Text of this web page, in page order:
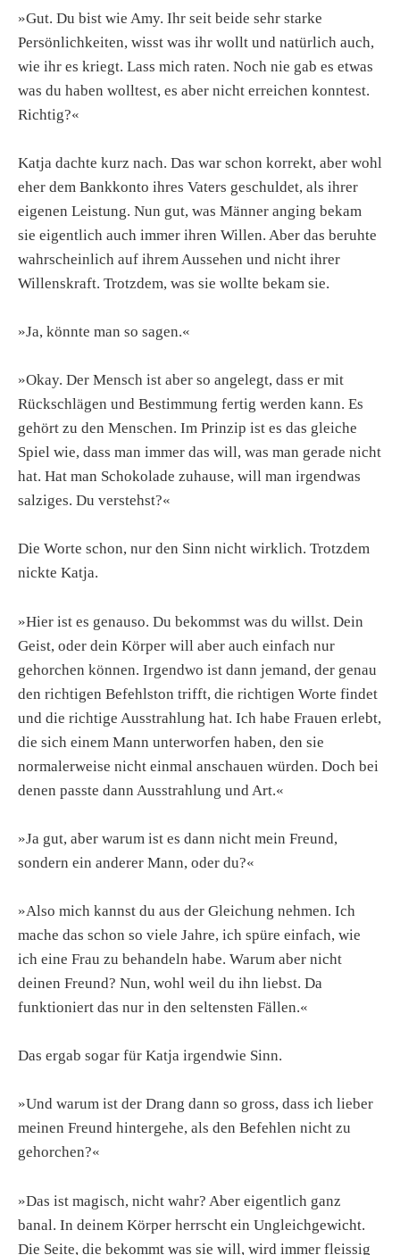
»Gut. Du bist wie Amy. Ihr seit beide sehr starke
Persönlichkeiten, wisst was ihr wollt und natürlich auch,
wie ihr es kriegt. Lass mich raten. Noch nie gab es etwas
was du haben wolltest, es aber nicht erreichen konntest.
Richtig?«
Katja dachte kurz nach. Das war schon korrekt, aber wohl
eher dem Bankkonto ihres Vaters geschuldet, als ihrer
eigenen Leistung. Nun gut, was Männer anging bekam
sie eigentlich auch immer ihren Willen. Aber das beruhte
wahrscheinlich auf ihrem Aussehen und nicht ihrer
Willenskraft. Trotzdem, was sie wollte bekam sie.
»Ja, könnte man so sagen.«
»Okay. Der Mensch ist aber so angelegt, dass er mit
Rückschlägen und Bestimmung fertig werden kann. Es
gehört zu den Menschen. Im Prinzip ist es das gleiche
Spiel wie, dass man immer das will, was man gerade nicht
hat. Hat man Schokolade zuhause, will man irgendwas
salziges. Du verstehst?«
Die Worte schon, nur den Sinn nicht wirklich. Trotzdem
nickte Katja.
»Hier ist es genauso. Du bekommst was du willst. Dein
Geist, oder dein Körper will aber auch einfach nur
gehorchen können. Irgendwo ist dann jemand, der genau
den richtigen Befehlston trifft, die richtigen Worte findet
und die richtige Ausstrahlung hat. Ich habe Frauen erlebt,
die sich einem Mann unterworfen haben, den sie
normalerweise nicht einmal anschauen würden. Doch bei
denen passte dann Ausstrahlung und Art.«
»Ja gut, aber warum ist es dann nicht mein Freund,
sondern ein anderer Mann, oder du?«
»Also mich kannst du aus der Gleichung nehmen. Ich
mache das schon so viele Jahre, ich spüre einfach, wie
ich eine Frau zu behandeln habe. Warum aber nicht
deinen Freund? Nun, wohl weil du ihn liebst. Da
funktioniert das nur in den seltensten Fällen.«
Das ergab sogar für Katja irgendwie Sinn.
»Und warum ist der Drang dann so gross, dass ich lieber
meinen Freund hintergehe, als den Befehlen nicht zu
gehorchen?«
»Das ist magisch, nicht wahr? Aber eigentlich ganz
banal. In deinem Körper herrscht ein Ungleichgewicht.
Die Seite, die bekommt was sie will, wird immer fleissig